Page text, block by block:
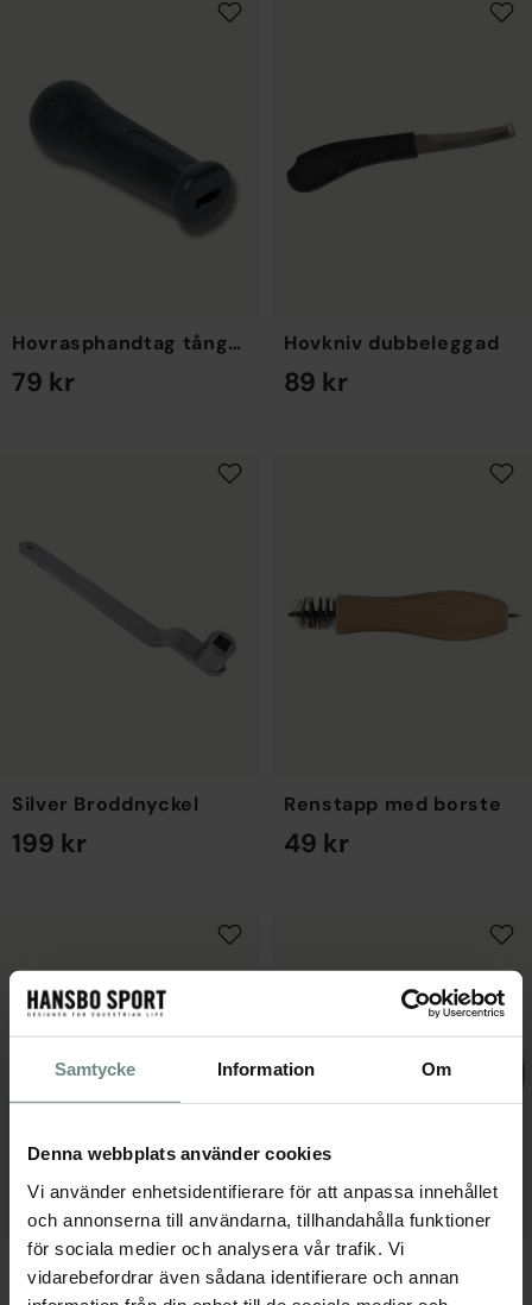
Samtycke Information Om
Denna webbplats använder cookies
Vi använder enhetsidentifierare för att anpassa innehållet
och annonserna till användarna, tillhandahålla funktioner
för sociala medier och analysera vår trafik. Vi
vidarebefordrar även sådana identifierare och annan
Hovrasphandtag tångad
79 kr
Hovkniv dubbeleggad
89 kr
Silver Broddnyckel
199 kr
Renstapp med borste
49 kr
Chaptap renstapp Visiteringstång